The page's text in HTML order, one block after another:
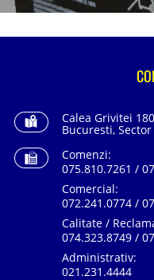
Calea Grivitei
Bucuresti, Sector
Comenzi:
075.810.7261 /
Comercial:
072.241.0774 /
Calitate /
074.323.8749 /
Administrativ:
021.231.4444